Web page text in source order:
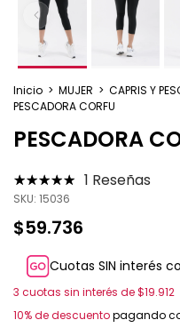
Inicio > MUJER > CAPRIS Y
PESCADORA CORFU
PESCADORA
1 Reseñas
SKU: 15036
$59.736
Cuotas SIN interés
3 cuotas sin interés de$19.912
10% de descuentopagando